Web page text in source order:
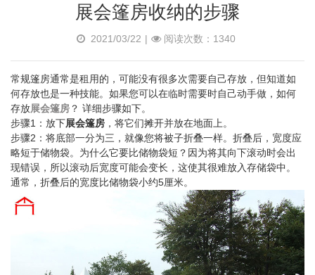
展会篷房收纳的步骤
2021/03/22 | 阅读次数：1340
常规篷房通常是租用的，可能没有很多次需要自己存放，但知道如
何存放也是一种技能。如果您可以在临时需要时自己动手做，如何
存放展会篷房 ？ 详细步骤如下。
步骤1：放下展会篷房 ，将它们摊开并放在地面上。
步骤2：将底部一分为三，就像您将被子折叠一样。折叠后，宽度应
略短于储物袋。为什么它要比储物袋短？因为将其向下滚动时会出
现错误，所以滚动后宽度可能会变长，这使其很难放入存储袋中。
通常，折叠后的宽度比储物袋小约5厘米。